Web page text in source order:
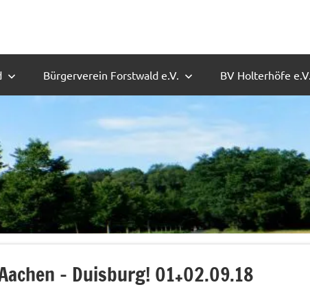
Bürgerverein Forstwald e.V. BV Holterhöfe e.V.
– Duisburg! 01+02.09.18